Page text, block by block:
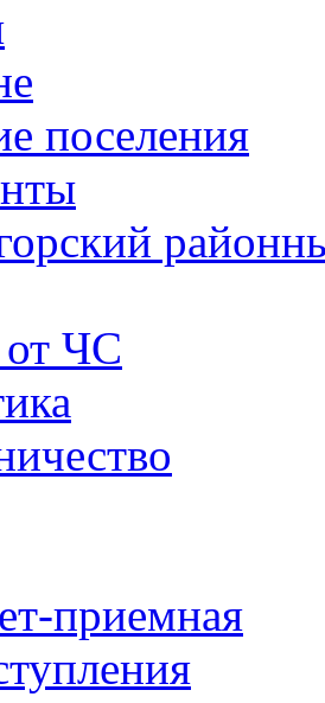
поселения
ЧС
приемная